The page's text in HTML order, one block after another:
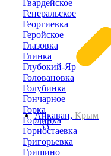
Айкаван, Крым
+33°
Гвардейское
Генеральское
Георгиевка
Геройское
Глазовка
Глинка
Глубокий-Яр
Головановка
Голубинка
Гончарное
Горка
Горлинка
Горностаевка
Григорьевка
Гришино